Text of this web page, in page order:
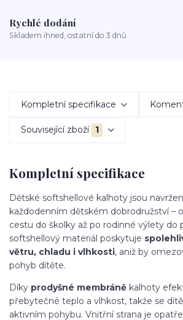
Rychlé dodání
Skladem ihned, ostatní do 3 dnů
Kompletní specifikace
Související zboží 1
Kompletní specifikace
Dětské softshellové kalhoty jsou
každodenním dětském dobrodružství –
cestu do školky až po rodinné výlety do
softshellový materiál poskytuje
větru, chladu i vlhkosti, aniž by
pohyb dítěte.
Díky prodyšné membráně kalhoty
přebytečné teplo a vlhkost, takže se
aktivním pohybu. Vnitřní strana je